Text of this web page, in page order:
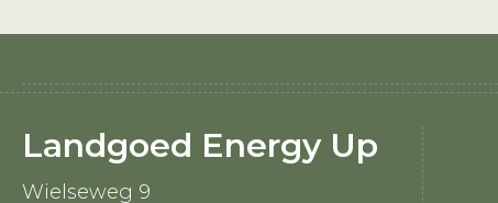
Landgoed Energy Up
Wielseweg 9